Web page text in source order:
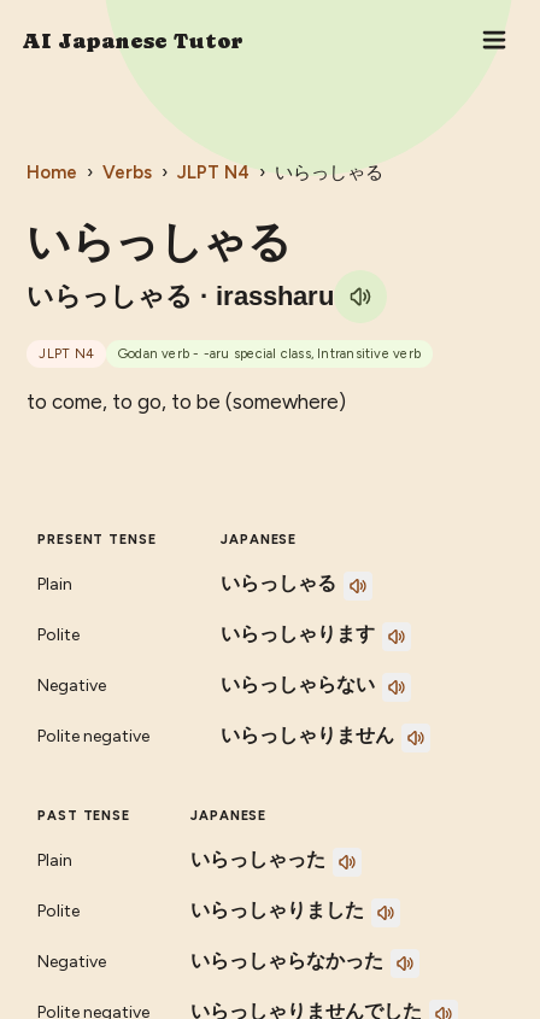
AI Japanese Tutor
Home › Verbs › JLPT N4 › いらっしゃる
いらっしゃる
いらっしゃる · irassharu
JLPT N4 Godan verb - -aru special class, Intransitive verb
to come, to go, to be (somewhere)
PRESENT TENSE JAPANESE
Plain いらっしゃる
Polite いらっしゃります
Negative いらっしゃらない
Polite negative いらっしゃりません
PAST TENSE JAPANESE
Plain いらっしゃった
Polite いらっしゃりました
Negative いらっしゃらなかった
Polite negative いらっしゃりませんでした